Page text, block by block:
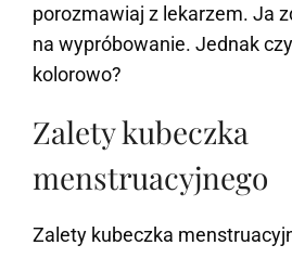
porozmawiaj z lekarzem. Ja
na wypróbowanie. Jednak
kolorowo?
Zalety kubeczka
menstruacyjnego
Zalety kubeczka